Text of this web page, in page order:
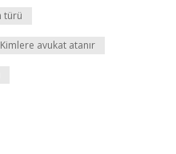
türü
Kimlere avukat atanır